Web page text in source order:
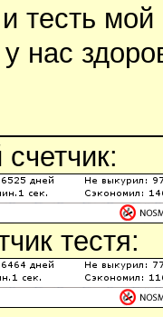
тесть
нас
тестя: